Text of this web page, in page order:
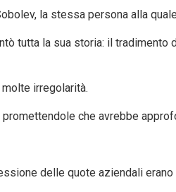
la stessa persona alla
tutta la sua storia: il tradimento
irregolarità.
che avrebbe
delle quote aziendali erano